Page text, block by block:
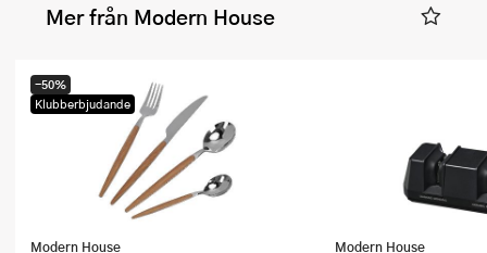
Mer från Modern House
Modern House
-50%
Klubberbjudande
Modern House